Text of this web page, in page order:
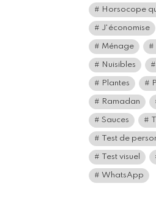
Horsocope
J'économise
Ménage
Nuisibles
Plantes
Ramadan
Sauces
Test de
Test visuel
WhatsApp